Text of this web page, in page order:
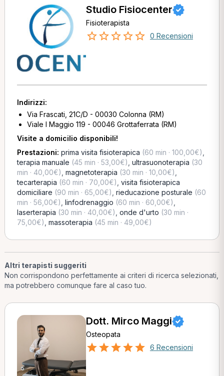
Studio Fisiocenter
Fisioterapista
0 Recensioni
Indirizzi:
Via Frascati, 21C/D - 00030 Colonna (RM)
Viale I Maggio 119 - 00046 Grottaferrata (RM)
Visite a domicilio disponibili!
Prestazioni: prima visita fisioterapica (60 min · 100,00€)
terapia manuale (45 min · 53,00€) ultrasuonoterapia (30
min · 40,00€) magnetoterapia (30 min · 10,00€)
tecarterapia (60 min · 70,00€) visita fisioterapica
domiciliare (90 min · 65,00€) rieducazione posturale (60
min · 56,00€) linfodrenaggio (60 min · 60,00€)
laserterapia (30 min · 40,00€) onde d'urto (30 min ·
75,00€) massoterapia (45 min · 49,00€)
Altri terapisti suggeriti
Non corrispondono perfettamente ai criteri di ricerca selezionati,
ma potrebbero comunque fare al caso tuo.
Dott. Mirco Maggi
Osteopata
6 Recensioni